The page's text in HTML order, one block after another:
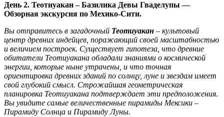
День 2. Теотиуакан – Базилика Девы Гваделупы —
Обзорная экскурсия по Мехико-Сити.
Вы отправитесь в загадочный Теотиуакан – культовый
центр древних индейцев, поражающий своей масштабностью
и величием построек. Существует гипотеза, что древние
обитатели Теотиуакана обладали знаниями о космической
энергии, которые ныне утрачены, и что точная
ориентировка древних зданий по солнцу, луне и звездам имеет
свой глубокий смысл. Строжайшая геометрическая
планировка Теотиуакана подтверждает эти предположения.
Вы увидите самые величественные пирамиды Мексики –
Пирамиду Солнца и Пирамиду Луны.